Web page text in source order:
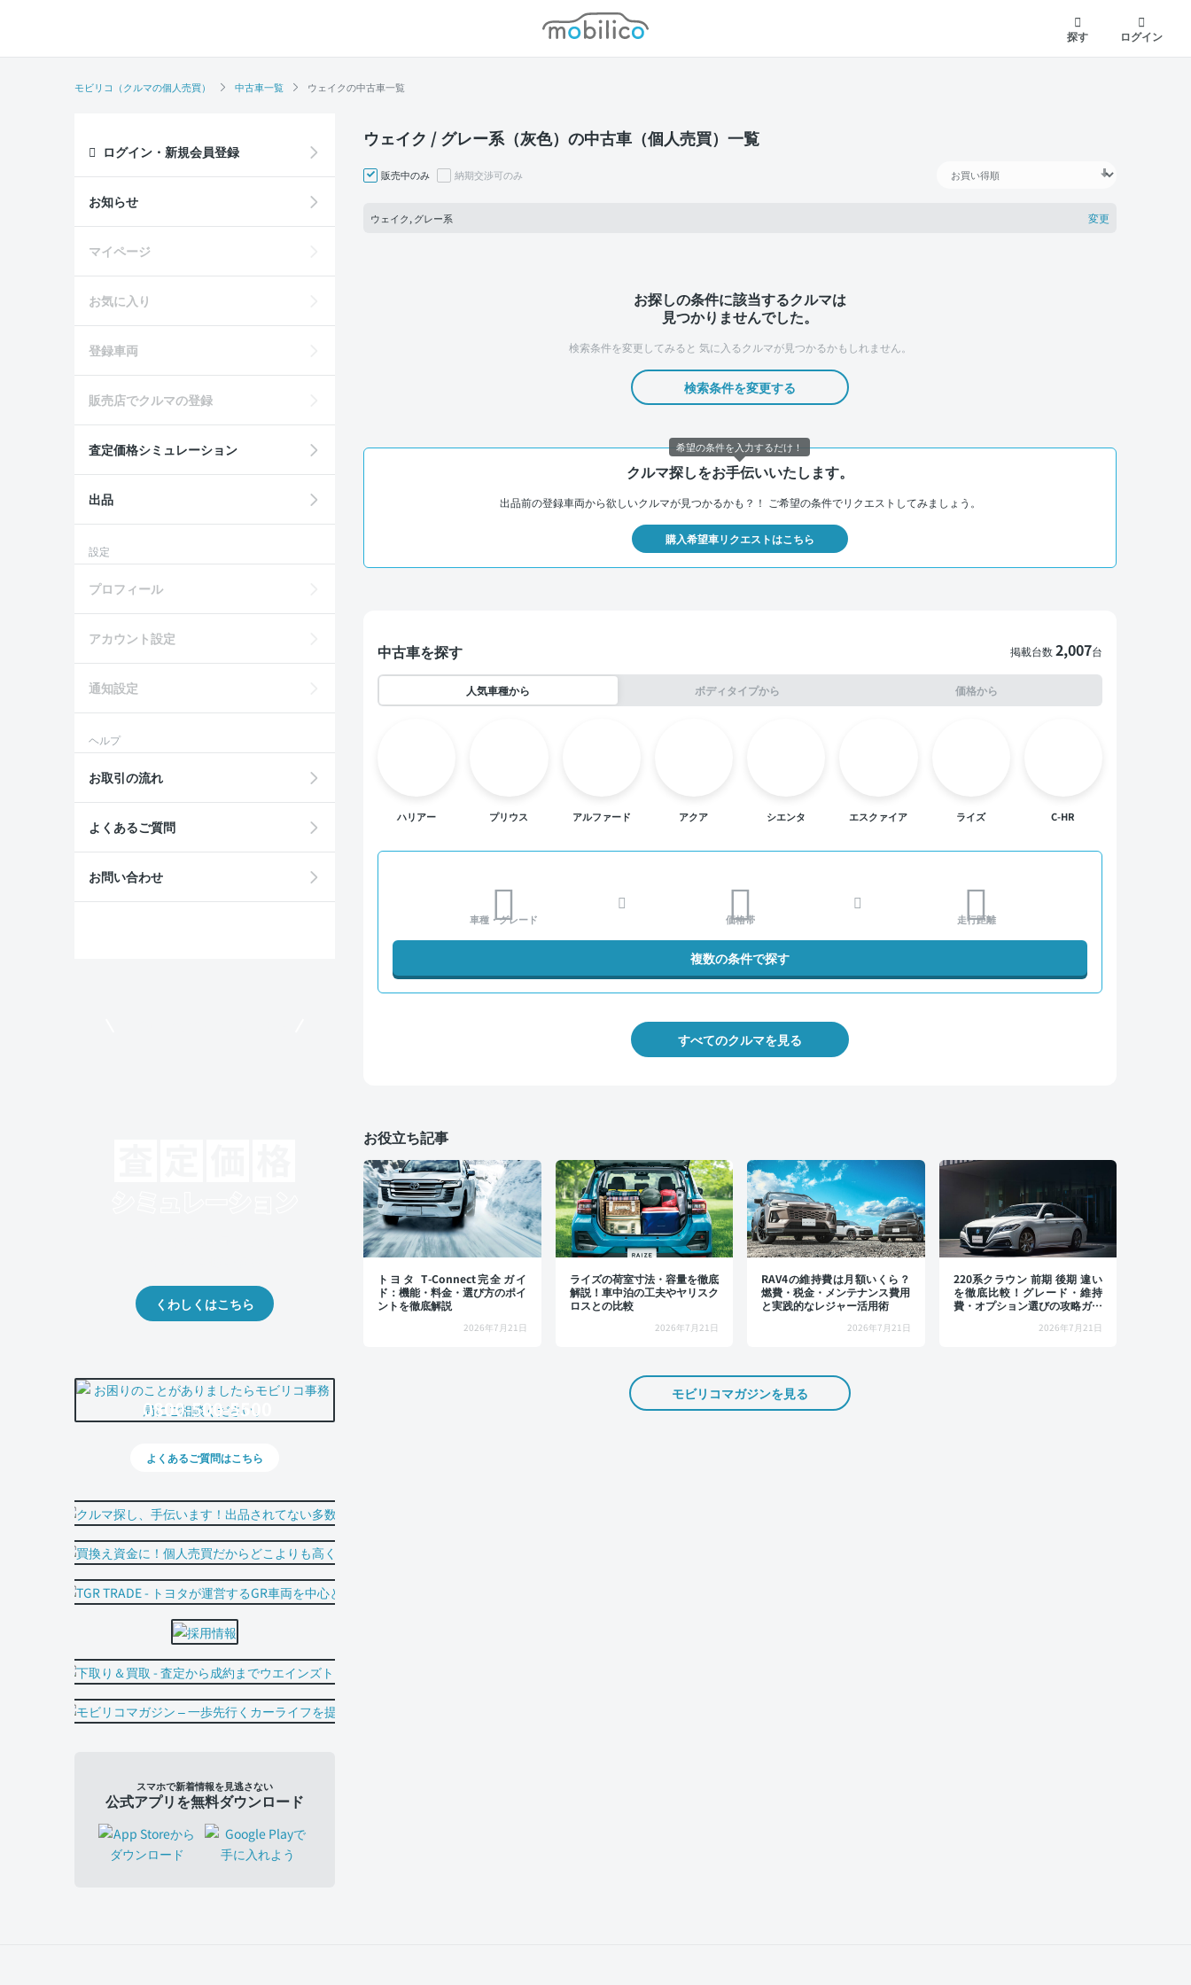
モビリコ
探す
ログイン
モビリコ（クルマの個人売買） 中古車一覧 ウェイクの中古車一覧
ウェイク / グレー系（灰色）の中古車（個人売買）一覧
販売中のみ 納期交渉可のみ
ウェイク, グレー系 変更
お探しの条件に該当するクルマは
見つかりませんでした。
検索条件を変更してみると 気に入るクルマが見つかるかもしれません。
検索条件を変更する
クルマ探しをお手伝いいたします。
出品前の登録車両から欲しいクルマが見つかるかも？！ ご希望の条件でリクエストしてみましょう。
購入希望車リクエストはこちら
中古車を探す 掲載台数2,007台
人気車種から ボディタイプから 価格から
ハリアー プリウス アルファード アクア シエンタ エスクァイア ライズ C-HR
車種・グレード 価格帯 走行距離
複数の条件で探す
すべてのクルマを見る
お役立ち記事
トヨタ T-Connect完全ガイ
ド：機能・料金・選び方のポイ
ントを徹底解説
2026年7月21日
ライズの荷室寸法・容量を徹底
解説！車中泊の工夫やヤリスク
ロスとの比較
2026年7月21日
RAV4の維持費は月額いくら？
燃費・税金・メンテナンス費用
と実践的なレジャー活用術
2026年7月21日
220系クラウン 前期 後期 違い
を徹底比較！グレード・維持
費・オプション選びの攻略ガイ
2026年7月21日
モビリコマガジンを見る
ログイン・新規会員登録
お知らせ
マイページ
お気に入り
登録車両
販売店でクルマの登録
査定価格シミュレーション
出品
設定
プロフィール
アカウント設定
通知設定
ヘルプ
お取引の流れ
よくあるご質問
お問い合わせ
くわしくはこちら
0800-500-5500
よくあるご質問はこちら
スマホで新着情報を見逃さない
公式アプリを無料ダウンロード
希望の条件を入力するだけ！